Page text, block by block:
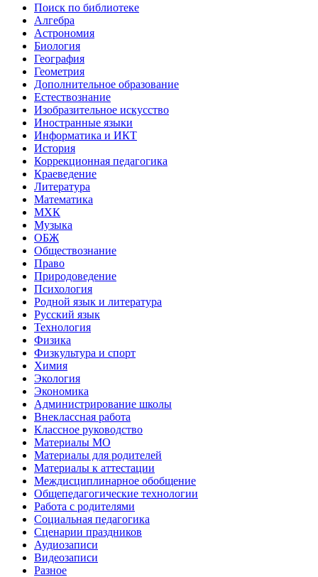
Поиск по библиотеке
Алгебра
Астрономия
Биология
География
Геометрия
Дополнительное образование
Естествознание
Изобразительное искусство
Иностранные языки
Информатика и ИКТ
История
Коррекционная педагогика
Краеведение
Литература
Математика
МХК
Музыка
ОБЖ
Обществознание
Право
Природоведение
Психология
Родной язык и литература
Русский язык
Технология
Физика
Физкультура и спорт
Химия
Экология
Экономика
Администрирование школы
Внеклассная работа
Классное руководство
Материалы МО
Материалы для родителей
Материалы к аттестации
Междисциплинарное обобщение
Общепедагогические технологии
Работа с родителями
Социальная педагогика
Сценарии праздников
Аудиозаписи
Видеозаписи
Разное